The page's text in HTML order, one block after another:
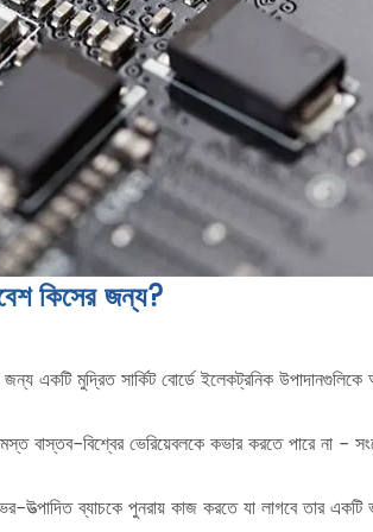
কিসের জন্য?
একটি মুদ্রিত সার্কিট বোর্ডে ইলেকট্রনিক উপাদানগুলিকে
বাস্তব-বিশ্বের ভেরিয়েবলকে কভার করতে পারে না -
ব্যাচকে পুনরায় কাজ করতে যা লাগবে তার একটি